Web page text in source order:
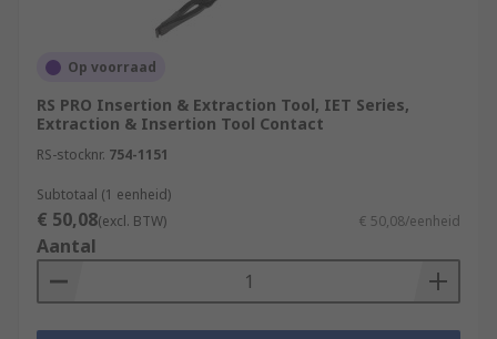
Op voorraad
RS PRO Insertion & Extraction Tool, IET Series,
Extraction & Insertion Tool Contact
RS-stocknr. 754-1151
Subtotaal (1 eenheid)
€ 50,08(excl. BTW) € 50,08/eenheid
Aantal